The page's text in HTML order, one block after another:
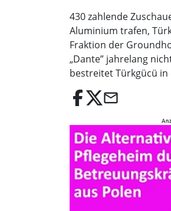
430 zahlende
Aluminium trafen,
Fraktion der
„Dante” jahrelang
bestreitet Türkgücü
email